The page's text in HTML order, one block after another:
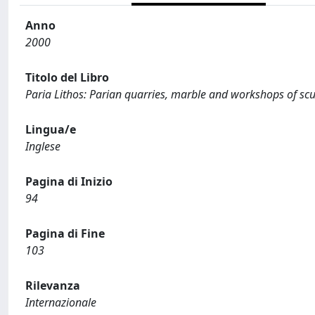
Anno
2000
Titolo del Libro
Paria Lithos: Parian quarries, marble and workshops of
Lingua/e
Inglese
Pagina di Inizio
94
Pagina di Fine
103
Rilevanza
Internazionale